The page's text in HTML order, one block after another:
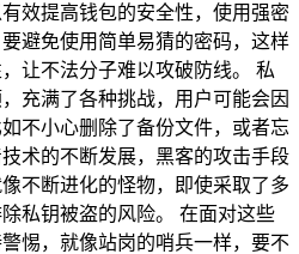
效提高钱包的安全性，使用强密
避免使用简单易猜的密码，这样
让不法分子难以攻破防线。 私
充满了各种挑战，用户可能会因
不小心删除了备份文件，或者忘
术的不断发展，黑客的攻击手段
不断进化的怪物，即使采取了多
私钥被盗的风险。 在面对这些
惕，就像站岗的哨兵一样，要不